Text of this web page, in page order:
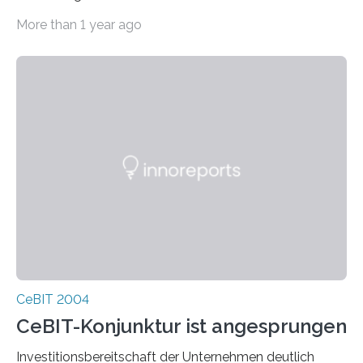
verwandelt. Noch ist unklar, ob und wann der Prototyp
More than 1 year ago
CeBIT 2004
CeBIT-Konjunktur ist angesprungen
Investitionsbereitschaft der Unternehmen deutlich